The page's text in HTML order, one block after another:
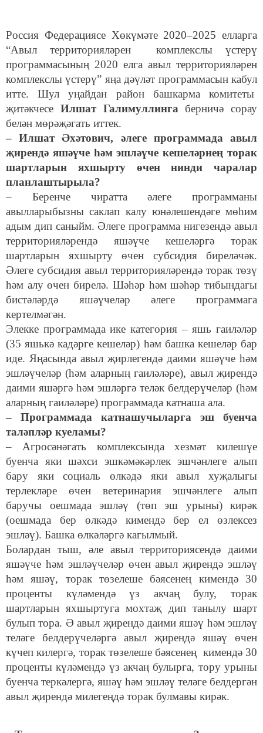
Россия Федерациясе Хөкүмәте 2020–2025 елларга
“Авыл территорияләрен комплекслы үстерү
программасының 2020 елга авыл территорияләрен
комплекслы үстерү” яңа дәүләт программасын кабул
итте. Шул уңайдан район башкарма комитеты
җитәкчесе Илшат Галимуллинга берничә сорау
белән мөрәҗәгать иттек.
– Илшат Әхәтович, әлеге программада авыл
җирендә яшәүче һәм эшләүче кешеләрнең торак
шартларын яхшырту өчен нинди чаралар
планлаштырыла?
– Беренче чиратта әлеге программаны
авылларыбызны саклап калу юнәлешендәге мөһим
адым дип саныйм. Әлеге программа нигезендә авыл
территорияләрендә яшәүче кешеләргә торак
шартларын яхшырту өчен субсидия биреләчәк.
Әлеге субсидия авыл территорияләрендә торак төзү
һәм алу өчен бирелә. Шәһәр һәм шәһәр тибындагы
бистәләрдә яшәүчеләр әлеге программага
кертелмәгән.
Элекке программада ике категория – яшь гаиләләр
(35 яшькә кадәрге кешеләр) һәм башка кешеләр бар
иде. Яңасында авыл җирлегендә даими яшәүче һәм
эшләүчеләр (һәм аларның гаиләләре), авыл җирендә
даими яшәргә һәм эшләргә теләк белдерүчеләр (һәм
аларның гаиләләре) программада катнаша ала.
– Программада катнашучыларга эш буенча
таләпләр куеламы?
– Агросәнәгать комплексында хезмәт килешүе
буенча яки шәхси эшкәмәкәрлек эшчәнлеге алып
бару яки социаль өлкәдә яки авыл хуҗалыгы
терлекләре өчен ветеринария эшчәнлеге алып
баручы оешмада эшләү (төп эш урыны) кирәк
(оешмада бер өлкәдә кимендә бер ел өзлексез
эшләү). Башка өлкәләргә кагылмый.
Болардан тыш, әле авыл территориясендә даими
яшәүче һәм эшләүчеләр өчен авыл җирендә эшләү
һәм яшәү, торак төзелеше бәясенең кимендә 30
проценты күләмендә үз акчаң булу, торак
шартларын яхшыртуга мохтаҗ дип танылу шарт
булып тора. Ә авыл җирендә даими яшәү һәм эшләү
теләге белдерүчеләргә авыл җирендә яшәү өчен
күчеп килергә, торак төзелеше бәясенең кимендә 30
проценты күләмендә үз акчаң булырга, тору урыны
буенча теркәлергә, яшәү һәм эшләү теләге белдергән
авыл җирендә милегеңдә торак булмавы кирәк.